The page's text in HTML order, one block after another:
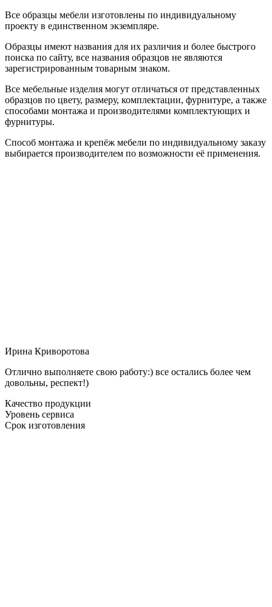
Все образцы мебели изготовлены по индивидуальному
проекту в единственном экземпляре.
Образцы имеют названия для их различия и более быстрого
поиска по сайту, все названия образцов не являются
зарегистрированным товарным знаком.
Все мебельные изделия могут отличаться от представленных
образцов по цвету, размеру, комплектации, фурнитуре, а также
способами монтажа и производителями комплектующих и
фурнитуры.
Способ монтажа и крепёж мебели по индивидуальному заказу
выбирается производителем по возможности её применения.
Ирина Криворотова
Отлично выполняете свою работу:) все остались более чем
довольны, респект!)
Качество продукции
Уровень сервиса
Срок изготовления